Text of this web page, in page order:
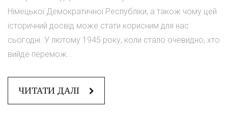
Німецької Демократичної Республіки, а також чому цей
історичний досвід може стати корисним для нас
сьогодні. У лютому 1945 року, коли стало очевидно, хто
вийде перемож...
ЧИТАТИ ДАЛІ